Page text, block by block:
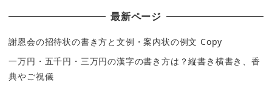
ョ
ン
最新ページ
謝恩会の招待状の書き方と文例・案内状の例文 Copy
一万円・五千円・三万円の漢字の書き方は？縦書き横書き、香
典やご祝儀